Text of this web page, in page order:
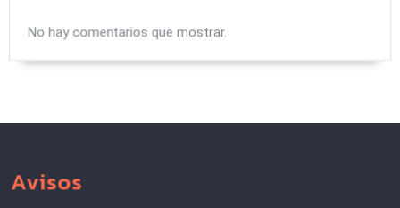
No hay comentarios que mostrar.
Avisos